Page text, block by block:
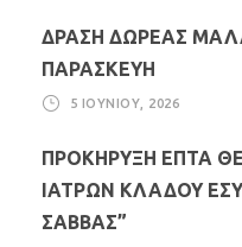
ΔΡΑΣΗ ΔΩΡΕΑΣ
ΠΑΡΑΣΚΕΥΗ
5 ΙΟΥΝΊΟΥ, 2026
ΠΡΟΚΗΡΥΞΗ ΕΠΤΑ
ΙΑΤΡΩΝ ΚΛΑΔΟΥ
ΣΑΒΒΑΣ”